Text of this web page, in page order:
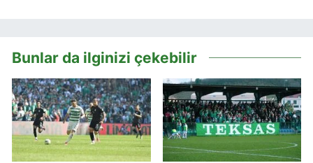
Bunlar da ilginizi çekebilir